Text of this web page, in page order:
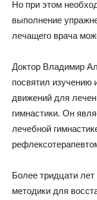
Но при этом
выполнение
лечащего врача
Доктор Владимир
посвятил
движений для
гимнастики. Он
лечебной
Более тридцати
методики для